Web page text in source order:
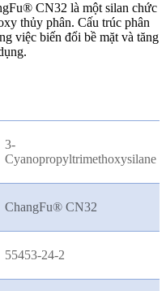
CN32 là một silan chức
thủy phân. Cấu trúc phân
việc biến đổi bề mặt và tăng
3-
Cyanopropyltrimethoxysilane
ChangFu® CN32
55453-24-2